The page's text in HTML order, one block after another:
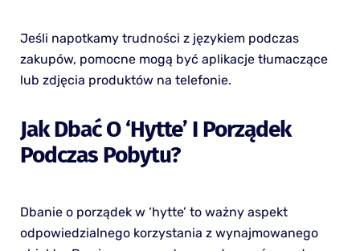
Jeśli napotkamy trudności z językiem podczas
zakupów, pomocne mogą być aplikacje tłumaczące
lub zdjęcia produktów na telefonie.
Jak Dbać O ‘hytte’ I Porządek
Podczas Pobytu?
Dbanie o porządek w ‘hytte’ to ważny aspekt
odpowiedzialnego korzystania z wynajmowanego